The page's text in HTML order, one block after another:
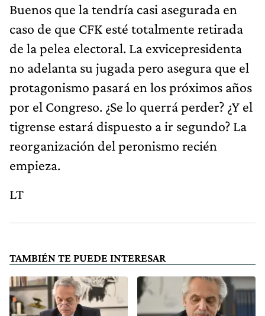
Buenos que la tendría casi asegurada en
caso de que CFK esté totalmente retirada
de la pelea electoral. La exvicepresidenta
no adelanta su jugada pero asegura que el
protagonismo pasará en los próximos años
por el Congreso. ¿Se lo querrá perder? ¿Y el
tigrense estará dispuesto a ir segundo? La
reorganización del peronismo recién
empieza.
LT
TAMBIÉN TE PUEDE INTERESAR